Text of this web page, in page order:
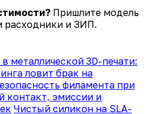
Пришлите модель
расходники и ЗИП.
металлической 3D-печати:
ловит брак на
филамента при
контакт, эмиссии и
Чистый силикон на SLA-